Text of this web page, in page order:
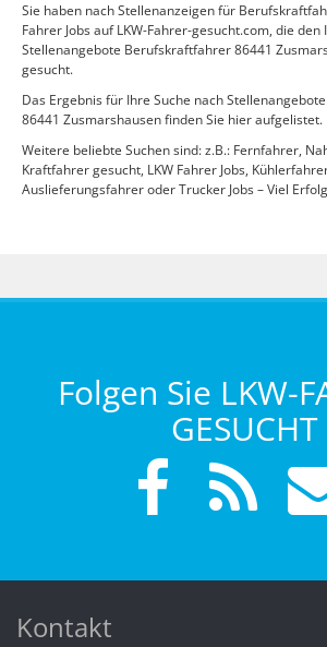
Sie haben nach Stellenanzeigen für
Fahrer Jobs auf LKW-Fahrer-gesucht.com, die den
Stellenangebote Berufskraftfahrer 86441
gesucht.
Das Ergebnis für Ihre Suche nach
86441 Zusmarshausen finden Sie hier aufgelistet.
Weitere beliebte Suchen sind: z.B.: Fernfahrer,
Kraftfahrer gesucht, LKW Fahrer Jobs,
Auslieferungsfahrer oder Trucker Jobs – Viel
Folgen Sie LKW-
GESUCHT
Kontakt